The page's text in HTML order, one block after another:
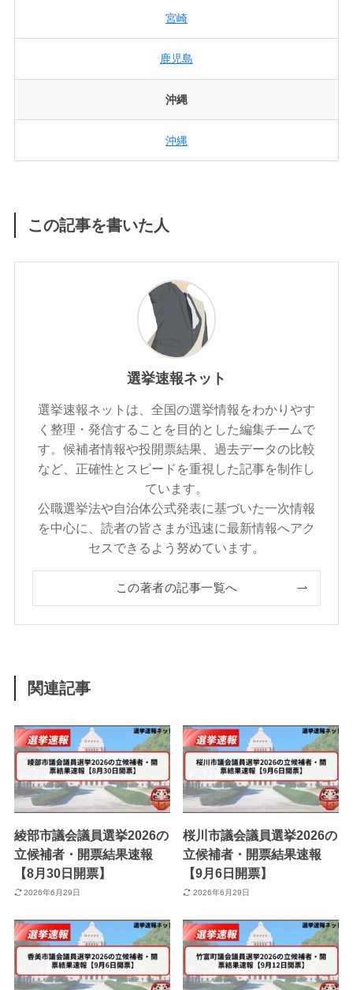
宮崎
鹿児島
沖縄
沖縄
この記事を書いた人
選挙速報ネット
選挙速報ネットは、全国の選挙情報をわかりやす
く整理・発信することを目的とした編集チームで
す。候補者情報や投開票結果、過去データの比較
など、正確性とスピードを重視した記事を制作し
ています。
公職選挙法や自治体公式発表に基づいた一次情報
を中心に、読者の皆さまが迅速に最新情報へアク
セスできるよう努めています。
この著者の記事一覧へ
関連記事
綾部市議会議員選挙2026の
立候補者・開票結果速報
【8月30日開票】
2026年6月29日
桜川市議会議員選挙2026の
立候補者・開票結果速報
【9月6日開票】
2026年6月29日